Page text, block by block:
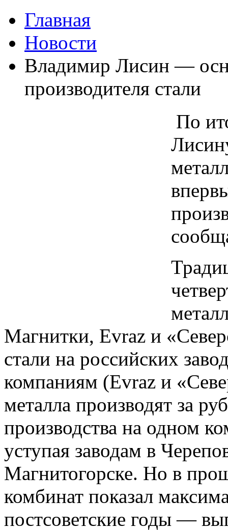
Главная
Новости
Владимир Лисин —
производителя стали
По
Магнитки, Evraz и
стали на российских
компаниям (Evraz и
металла производят за
производства на одном
уступая заводам в
Магнитогорске. Но в
комбинат показал
постсоветские годы —